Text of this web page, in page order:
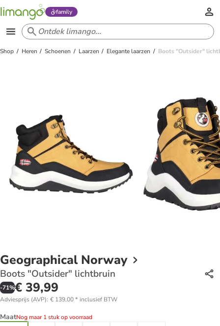
family
Shop Heren Schoenen Laarzen Elegante laarzen Boots "Outsider"
Geographical Norway
Boots "Outsider" lichtbruin
-71%€ 39,99
Adviesprijs (AVP): € 139,00* inclusief BTW
MaatNog maar 1 stuk op voorraad